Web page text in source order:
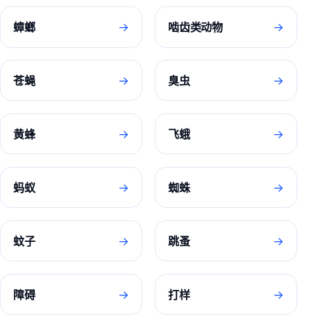
蟑螂 → 啮齿类动物 →
苍蝇 → 臭虫 →
黄蜂 → 飞蛾 →
蚂蚁 → 蜘蛛 →
蚊子 → 跳蚤 →
障碍 → 打样 →